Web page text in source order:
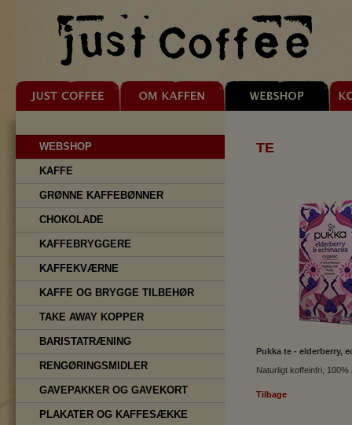
WEBSHOP
KAFFE
GRØNNE KAFFEBØNNER
CHOKOLADE
KAFFEBRYGGERE
KAFFEKVÆRNE
KAFFE OG BRYGGE TILBEHØR
TAKE AWAY KOPPER
BARISTATRÆNING
RENGØRINGSMIDLER
GAVEPAKKER OG GAVEKORT
PLAKATER OG KAFFESÆKKE
TE
Pukka te - elderberry,
Naturligt koffeinfri,
Tilbage